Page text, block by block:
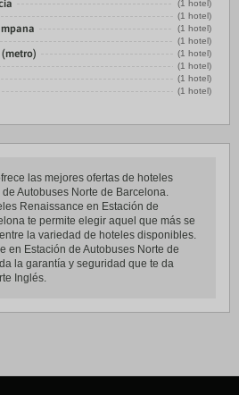
(1 hotel)
(1 hotel)
(1 hotel)
(1 hotel)
(1 hotel)
(1 hotel)
(1 hotel)
(1 hotel)
las mejores ofertas de hoteles
Autobuses Norte de Barcelona.
Renaissance en Estación de
te permite elegir aquel que más se
la variedad de hoteles disponibles.
en Estación de Autobuses Norte de
la garantía y seguridad que te da
Inglés.